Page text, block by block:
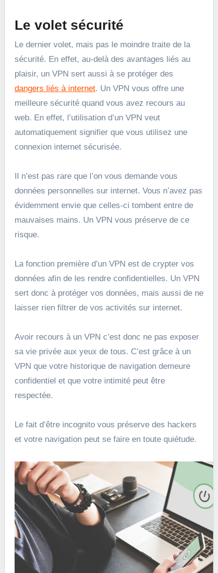
Le volet sécurité
Le dernier volet, mais pas le moindre traite de la
sécurité. En effet, au-delà des avantages liés au
plaisir, un VPN sert aussi à se protéger des
dangers liés à internet. Un VPN vous offre une
meilleure sécurité quand vous avez recours au
web. En effet, l’utilisation d’un VPN veut
automatiquement signifier que vous utilisez une
connexion internet sécurisée.
Il n’est pas rare que l’on vous demande vous
données personnelles sur internet. Vous n’avez pas
évidemment envie que celles-ci tombent entre de
mauvaises mains. Un VPN vous préserve de ce
risque.
La fonction première d’un VPN est de crypter vos
données afin de les rendre confidentielles. Un VPN
sert donc à protéger vos données, mais aussi de ne
laisser rien filtrer de vos activités sur internet.
Avoir recours à un VPN c’est donc ne pas exposer
sa vie privée aux yeux de tous. C’est grâce à un
VPN que votre historique de navigation demeure
confidentiel et que votre intimité peut être
respectée.
Le fait d’être incognito vous préserve des hackers
et votre navigation peut se faire en toute quiétude.